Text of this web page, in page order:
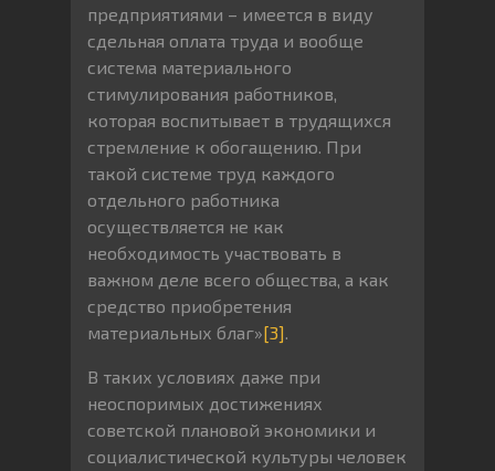
предприятиями – имеется в виду
сдельная оплата труда и вообще
система материального
стимулирования работников,
которая воспитывает в трудящихся
стремление к обогащению. При
такой системе труд каждого
отдельного работника
осуществляется не как
необходимость участвовать в
важном деле всего общества, а как
средство приобретения
материальных благ»[3].
В таких условиях даже при
неоспоримых достижениях
советской плановой экономики и
социалистической культуры человек